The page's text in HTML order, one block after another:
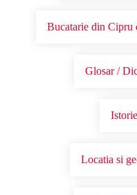
Bucatarie din Cipru
Glosar /
Locatia si